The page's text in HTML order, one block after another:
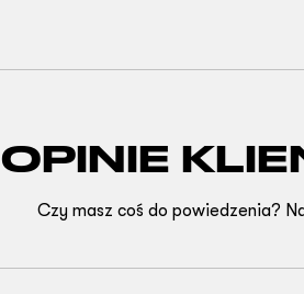
OPINIE
Czy masz coś do powiedzenia?